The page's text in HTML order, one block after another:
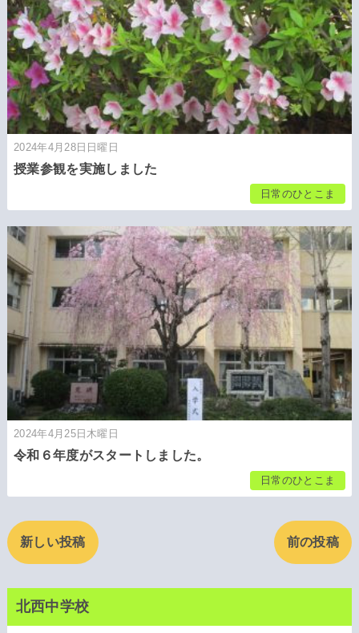
2024年4月28日日曜日
授業参観を実施しました
日常のひとこま
2024年4月25日木曜日
令和６年度がスタートしました。
日常のひとこま
新しい投稿 前の投稿
北西中学校